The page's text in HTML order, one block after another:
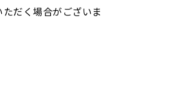
だく場合がございま